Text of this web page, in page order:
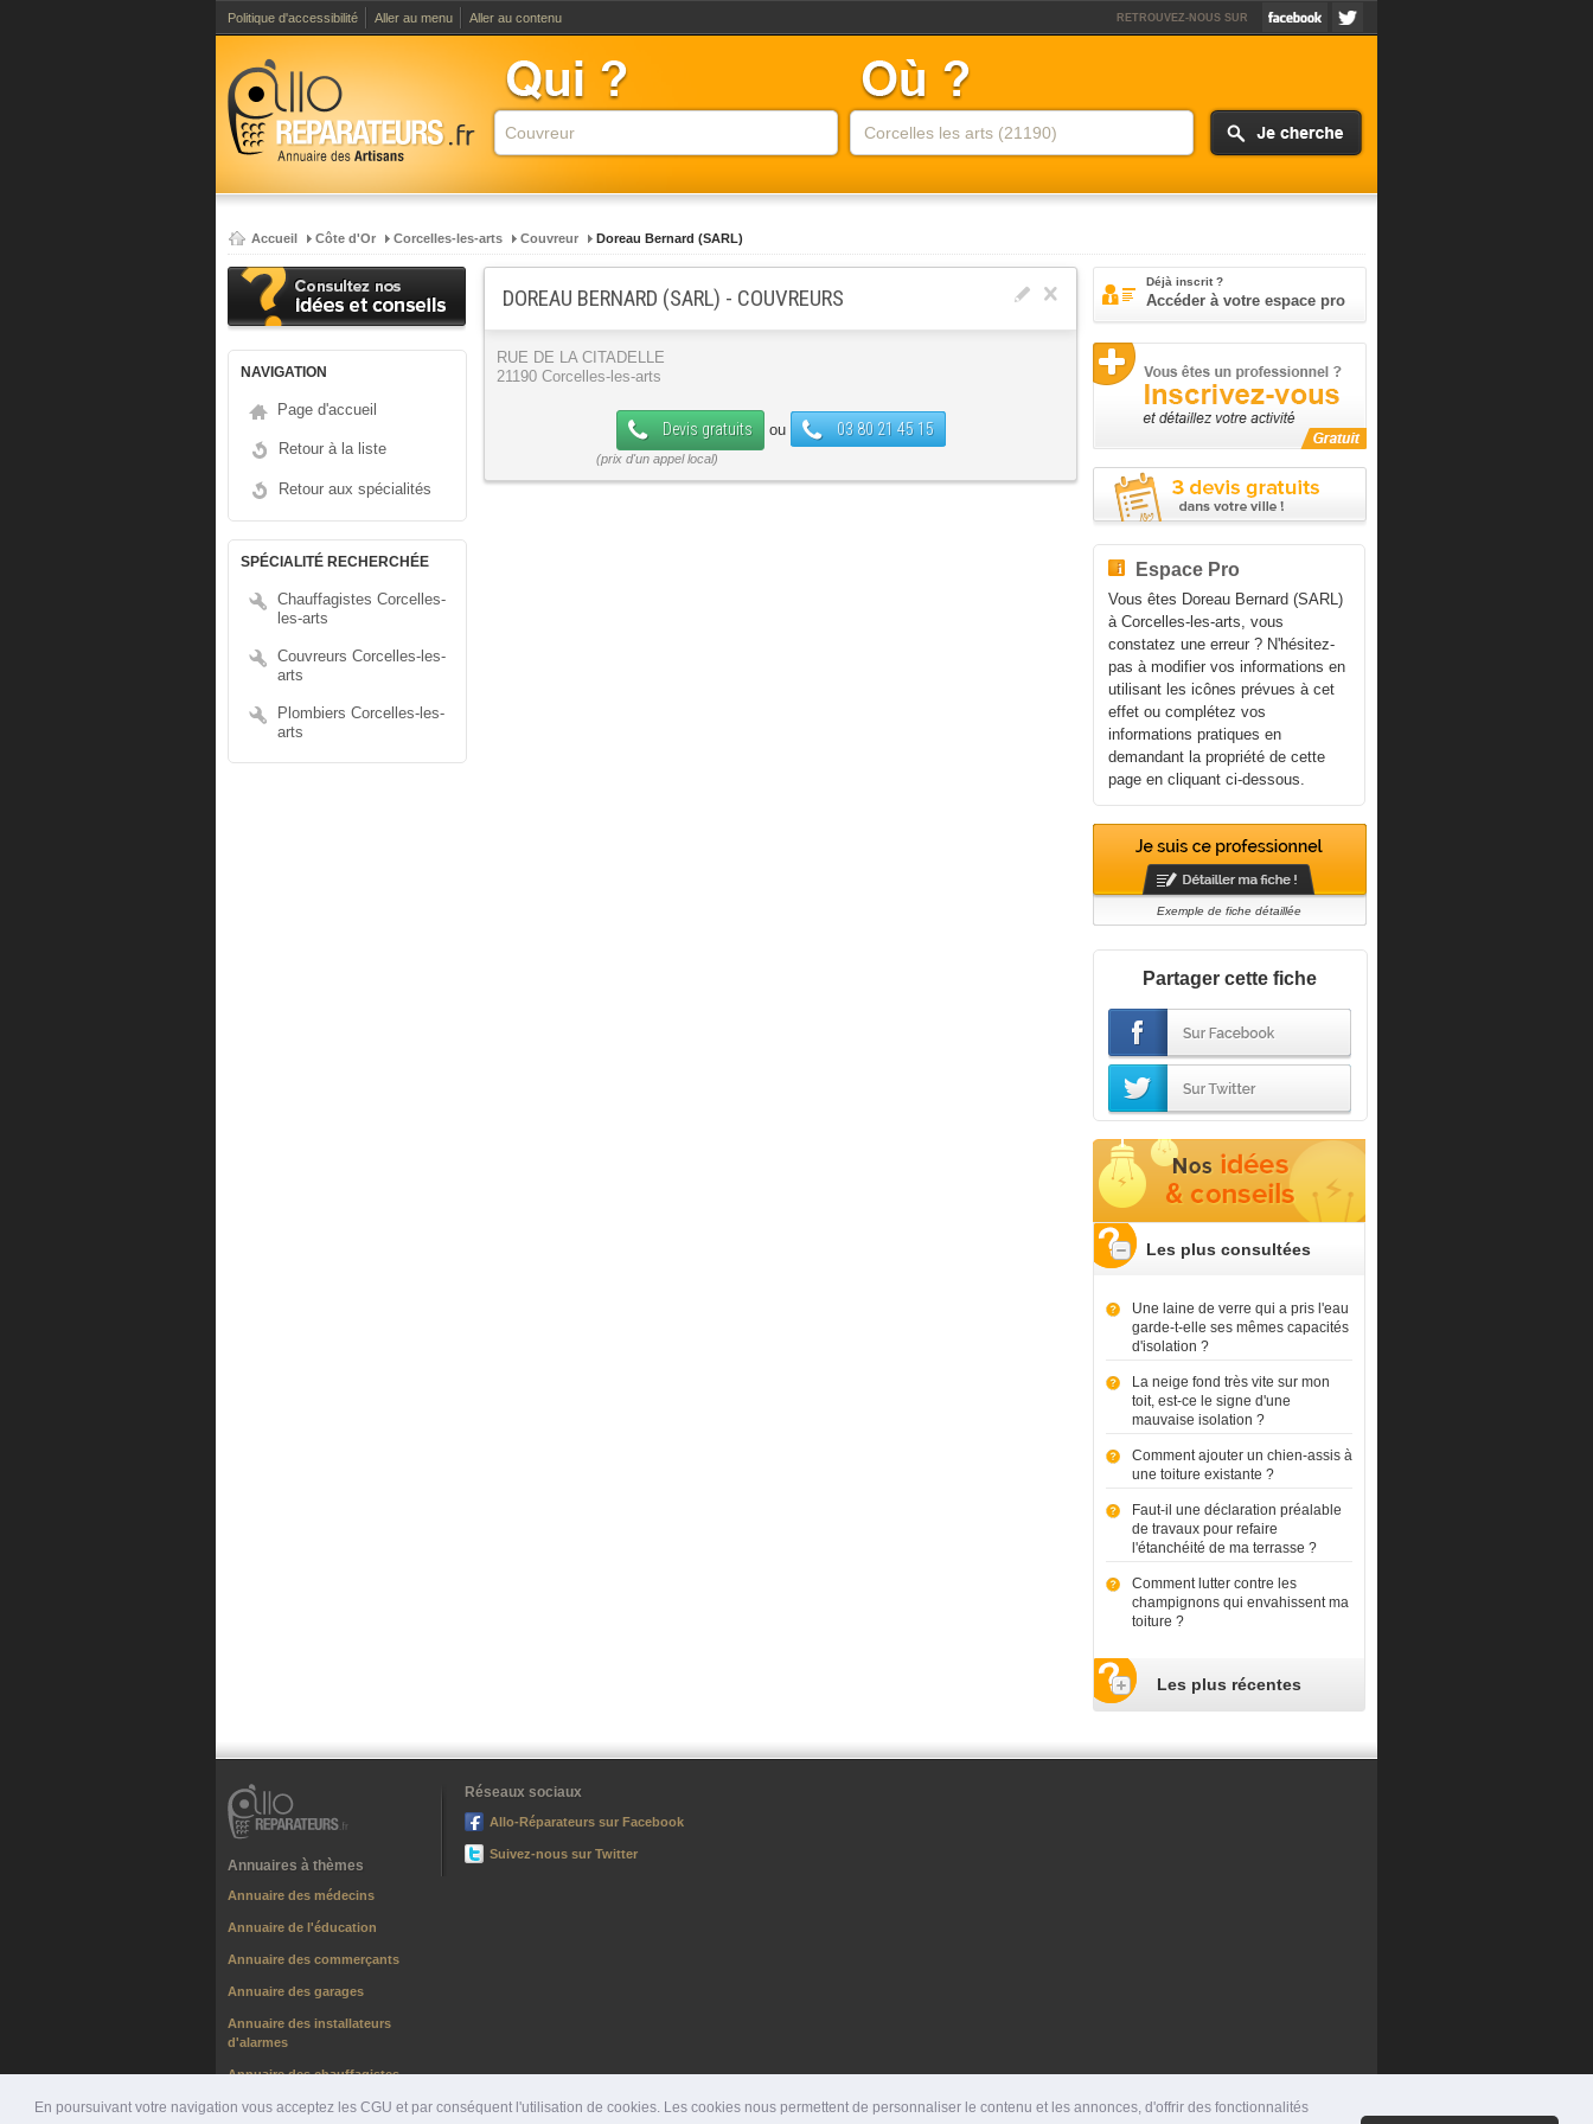
En poursuivant votre navigation vous acceptez les CGU et par conséquent l'utilisation de cookies. Les cookies nous permettent de personnaliser le contenu et les annonces, d'offrir des fonctionnalités
Politique d'accessibilité Aller au menu Aller au contenu RETROUVEZ-NOUS SUR
Accueil Côte d'Or Corcelles-les-arts Couvreur Doreau Bernard (SARL)
NAVIGATION
Page d'accueil
Retour à la liste
Retour aux spécialités
SPÉCIALITÉ RECHERCHÉE
Chauffagistes Corcelles-
les-arts
Couvreurs Corcelles-les-
arts
Plombiers Corcelles-les-
arts
DOREAU BERNARD (SARL) - COUVREURS
RUE DE LA CITADELLE
21190 Corcelles-les-arts
Devis gratuits ou 03 80 21 45 15
Déjà inscrit ?
Accéder à votre espace pro
Espace Pro
Vous êtes Doreau Bernard (SARL)
à Corcelles-les-arts, vous
constatez une erreur ? N'hésitez-
pas à modifier vos informations en
utilisant les icônes prévues à cet
effet ou complétez vos
informations pratiques en
demandant la propriété de cette
page en cliquant ci-dessous.
Exemple de fiche détaillée
Partager cette fiche
Les plus consultées
Une laine de verre qui a pris l'eau
garde-t-elle ses mêmes capacités
d'isolation ?
La neige fond très vite sur mon
toit, est-ce le signe d'une
mauvaise isolation ?
Comment ajouter un chien-assis à
une toiture existante ?
Faut-il une déclaration préalable
de travaux pour refaire
l'étanchéité de ma terrasse ?
Comment lutter contre les
champignons qui envahissent ma
toiture ?
Les plus récentes
Annuaires à thèmes
Annuaire des médecins
Annuaire de l'éducation
Annuaire des commerçants
Annuaire des garages
Annuaire des installateurs
d'alarmes
Annuaire des chauffagistes
Réseaux sociaux
Allo-Réparateurs sur Facebook
Suivez-nous sur Twitter